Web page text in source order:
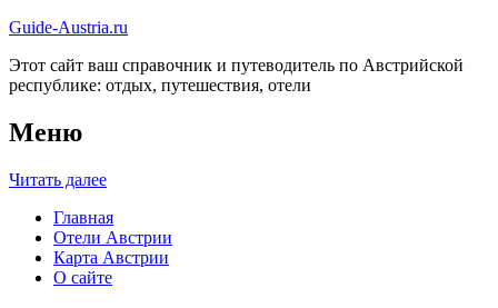
Guide-Austria.ru
Этот сайт ваш справочник и путеводитель по Австрийской
республике: отдых, путешествия, отели
Меню
Читать далее
Главная
Отели Австрии
Карта Австрии
О сайте